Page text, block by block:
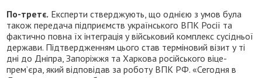
По-третє. Експерти стверджують, що однією з умов була
також передача підприємств українського ВПК Росії та
фактично повна їх інтеграція у військовий комплекс сусідньої
держави. Підтвердженням цього став терміновий візит у ті
дні до Дніпра, Запоріжжя та Харкова російського віце-
прем’єра, який відповідав за роботу ВПК РФ. «Сегодня в